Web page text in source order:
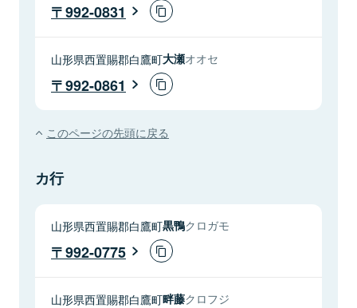
992-0831
山形県西置賜郡白鷹町大瀬オオセ
992-0861
このページの先頭に戻る
カ行
山形県西置賜郡白鷹町黒鴨クロガモ
992-0775
山形県西置賜郡白鷹町畔藤クロフジ